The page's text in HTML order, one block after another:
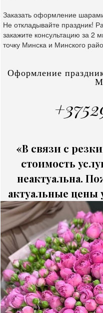
Заказать оформление
Не откладывайте праздник!
закажите консультацию за 2
точку Минска и Минского
Оформление
«В связи с
стоимость
неактуальна.
актуальные цены